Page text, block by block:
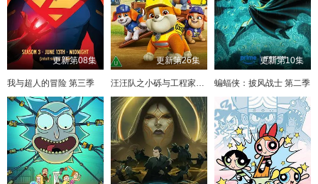
更新第08集
我与超人的冒险 第三季
更新第26集
汪汪队之小砾与工程家族 第三季
更新第10集
蝙蝠侠：披风战士 第二季